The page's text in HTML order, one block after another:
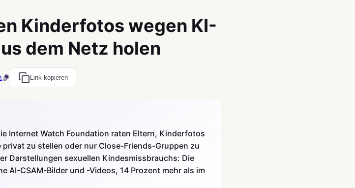
Kinderfotos wegen KI-
dem Netz holen
Link kopieren
Internet Watch Foundation raten Eltern, Kinderfotos
zu stellen oder nur Close-Friends-Gruppen zu
Darstellungen sexuellen Kindesmissbrauchs: Die
AI-CSAM-Bilder und -Videos, 14 Prozent mehr als im